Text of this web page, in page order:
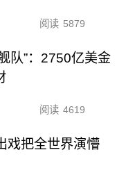
阅读 5879
队”：2750亿美金
阅读 4619
戏把全世界演懵